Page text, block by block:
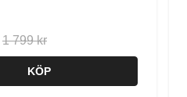
1 799 kr
KÖP